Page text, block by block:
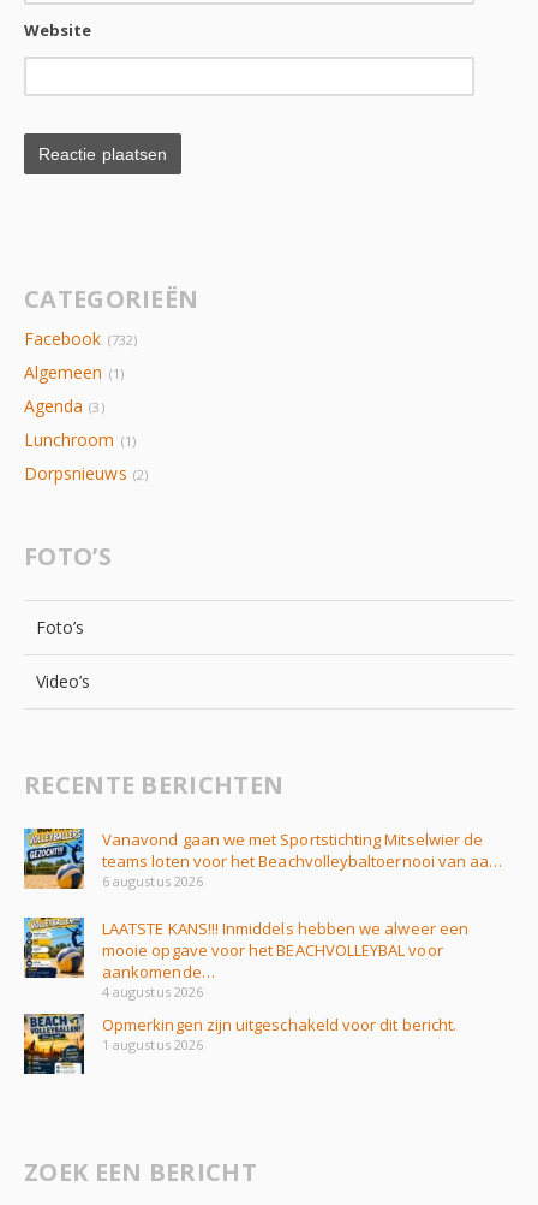
Website
CATEGORIEËN
Facebook (732)
Algemeen (1)
Agenda (3)
Lunchroom (1)
Dorpsnieuws (2)
FOTO’S
Foto’s
Video’s
RECENTE BERICHTEN
Vanavond gaan we met Sportstichting Mitselwier de
teams loten voor het Beachvolleybaltoernooi van aa…
6 augustus 2026
LAATSTE KANS!!! Inmiddels hebben we alweer een
mooie opgave voor het BEACHVOLLEYBAL voor
aankomende…
4 augustus 2026
Opmerkingen zijn uitgeschakeld voor dit bericht.
1 augustus 2026
ZOEK EEN BERICHT